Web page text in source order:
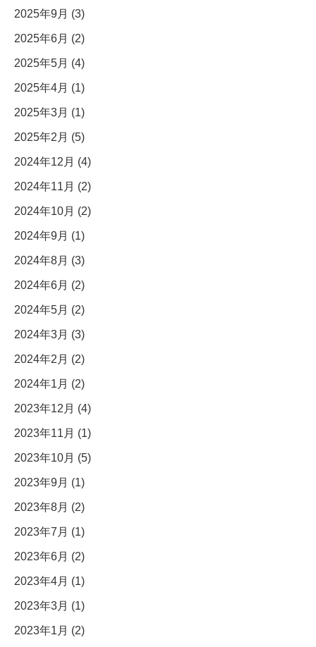
2025年9月 (3)
2025年6月 (2)
2025年5月 (4)
2025年4月 (1)
2025年3月 (1)
2025年2月 (5)
2024年12月 (4)
2024年11月 (2)
2024年10月 (2)
2024年9月 (1)
2024年8月 (3)
2024年6月 (2)
2024年5月 (2)
2024年3月 (3)
2024年2月 (2)
2024年1月 (2)
2023年12月 (4)
2023年11月 (1)
2023年10月 (5)
2023年9月 (1)
2023年8月 (2)
2023年7月 (1)
2023年6月 (2)
2023年4月 (1)
2023年3月 (1)
2023年1月 (2)